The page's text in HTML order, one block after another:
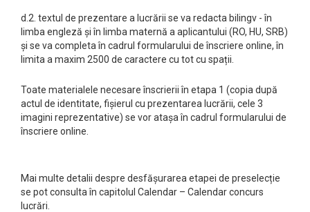
d.2. textul de prezentare a lucrării se va redacta bilingv - în
limba engleză și în limba maternă a aplicantului (RO, HU, SRB)
și se va completa în cadrul formularului de înscriere online, în
limita a maxim 2500 de caractere cu tot cu spații.
Toate materialele necesare înscrierii în etapa 1 (copia după
actul de identitate, fișierul cu prezentarea lucrării, cele 3
imagini reprezentative) se vor atașa în cadrul formularului de
înscriere online.
Mai multe detalii despre desfășurarea etapei de preselecție
se pot consulta în capitolul Calendar – Calendar concurs
lucrări.